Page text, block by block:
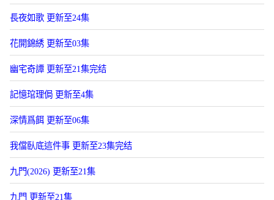
長夜如歌 更新至24集
花開錦綉 更新至03集
幽宅奇譚 更新至21集完结
記憶琯理侷 更新至4集
深情爲餌 更新至06集
我儅臥底這件事 更新至23集完结
九門(2026) 更新至21集
九門 更新至21集